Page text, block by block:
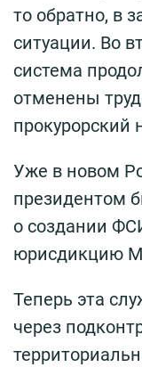
то обратно, в
ситуации. Во
система
отменены
прокурорский
Уже в новом
президентом
о создании
юрисдикцию
Теперь эта
через